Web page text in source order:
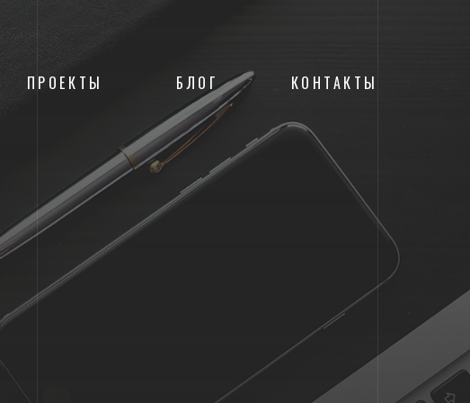
ПРОЕКТЫ БЛОГ КОНТАКТЫ